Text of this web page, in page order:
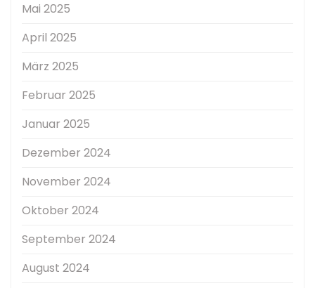
Mai 2025
April 2025
März 2025
Februar 2025
Januar 2025
Dezember 2024
November 2024
Oktober 2024
September 2024
August 2024